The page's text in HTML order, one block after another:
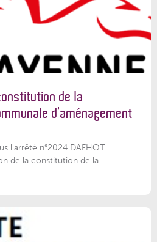
de la
d’aménagement
l'arrêté n°2024 DAFHOT
de la constitution de la